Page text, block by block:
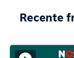
Recente